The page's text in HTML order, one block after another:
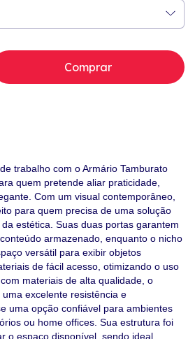
trabalho com o Armário Tamburato
quem pretende aliar praticidade,
Com um visual contemporâneo,
para quem precisa de uma solução
estética. Suas duas portas garantem
armazenado, enquanto o nicho
versátil para exibir objetos
de fácil acesso, otimizando o uso
materiais de alta qualidade, o
excelente resistência e
uma opção confiável para ambientes
ou home offices. Sua estrutura foi
o espaço disponível, sendo ideal,